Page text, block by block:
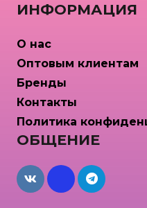
ОБЩЕНИЕ
maxcdn
ИНФОРМАЦИЯ
О нас
Оптовым клиентам
Бренды
Контакты
Политика